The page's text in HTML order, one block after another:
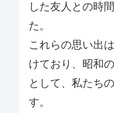
した友人との時
た。
これらの思い出
けており、昭和
として、私たち
す。